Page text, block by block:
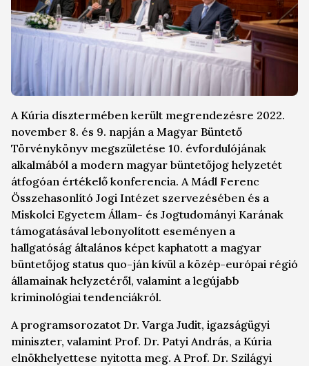
A Kúria dísztermében került megrendezésre 2022.
november 8. és 9. napján a Magyar Büntető
Törvénykönyv megszületése 10. évfordulójának
alkalmából a modern magyar büntetőjog helyzetét
átfogóan értékelő konferencia. A Mádl Ferenc
Összehasonlító Jogi Intézet szervezésében és a
Miskolci Egyetem Állam- és Jogtudományi Karának
támogatásával lebonyolított eseményen a
hallgatóság általános képet kaphatott a magyar
büntetőjog status quo-ján kívül a közép-európai régió
államainak helyzetéről, valamint a legújabb
kriminológiai tendenciákról.
A programsorozatot Dr. Varga Judit, igazságügyi
miniszter, valamint Prof. Dr. Patyi András, a Kúria
elnökhelyettese nyitotta meg. A Prof. Dr. Szilágyi